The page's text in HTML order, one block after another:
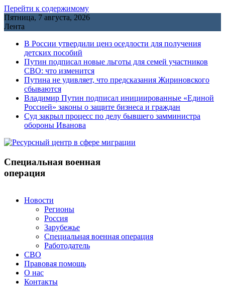
Перейти к содержимому
Пятница, 7 августа, 2026
Лента
В России утвердили ценз оседлости для получения
детских пособий
Путин подписал новые льготы для семей участников
СВО: что изменится
Путина не удивляет, что предсказания Жириновского
сбываются
Владимир Путин подписал инициированные «Единой
Россией» законы о защите бизнеса и граждан
Cуд закрыл процесс по делу бывшего замминистра
обороны Иванова
Специальная военная
операция
Новости
Регионы
Россия
Зарубежье
Специальная военная операция
Работодатель
СВО
Правовая помощь
О нас
Контакты